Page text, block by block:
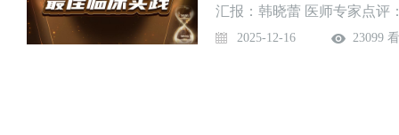
核心高级认知障碍诊疗中心
汇报：韩晓蕾 医师专家点评
附属省立医院(山东省立医院
2025-12-16 23099